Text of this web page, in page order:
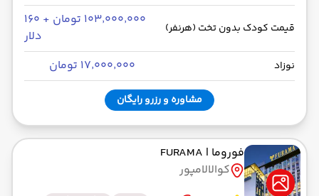
قیمت کودک بدون تخت (هرنفر)
۱۰۳٬۰۰۰٬۰۰۰ تومان + ۱۶۰
دلار
نوزاد ۱۷٬۰۰۰٬۰۰۰ تومان
مشاوره و رزرو رایگان
فوروما | FURAMA
کوالالامپور